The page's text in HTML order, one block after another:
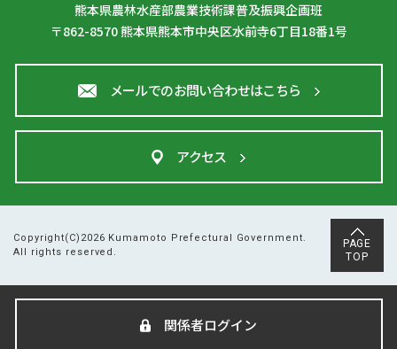
熊本県農林水産部農業技術課普及振興企画班
〒862-8570熊本県熊本市中央区水前寺6丁目18番1号
メールでのお問い合わせはこちら
アクセス
Copyright(C)2026 Kumamoto Prefectural Government.
All rights reserved.
PAGE
TOP
関係者ログイン